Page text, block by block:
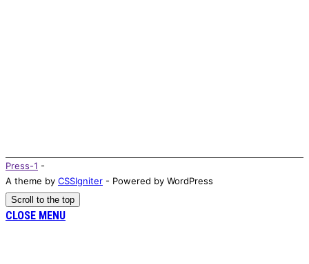
Press-1 -
A theme by CSSIgniter - Powered by WordPress
Scroll to the top
CLOSE MENU